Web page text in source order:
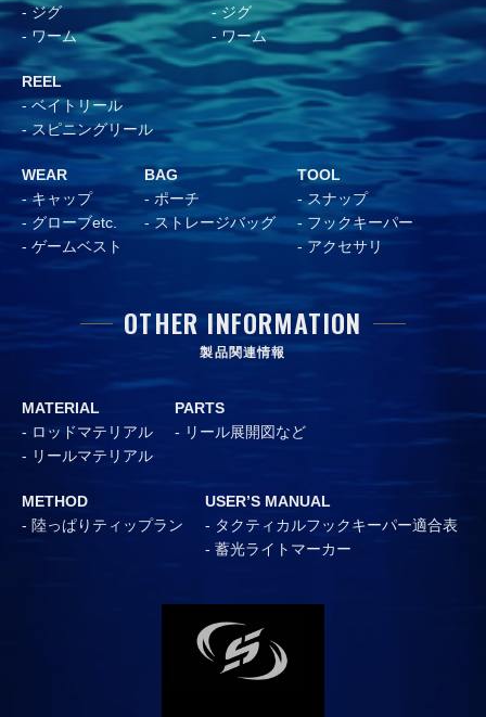
ジグ
ワーム
ジグ
ワーム
REEL
ベイトリール
スピニングリール
WEAR
キャップ
グローブetc.
ゲームベスト
BAG
ポーチ
ストレージバッグ
TOOL
スナップ
フックキーパー
アクセサリ
OTHER INFORMATION
製品関連情報
MATERIAL
ロッドマテリアル
リールマテリアル
PARTS
リール展開図など
METHOD
陸っぱりティップラン
USER’S MANUAL
タクティカルフックキーパー適合表
蓄光ライトマーカー